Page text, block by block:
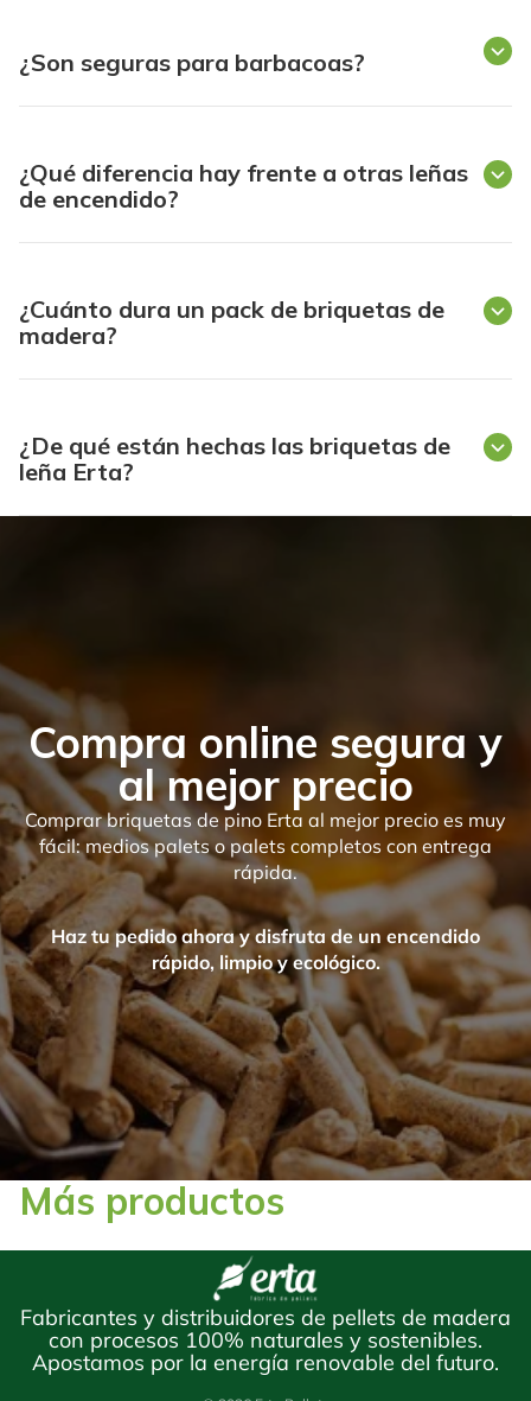
¿Son seguras para barbacoas?
¿Qué diferencia hay frente a otras leñas
de encendido?
¿Cuánto dura un pack de briquetas de
madera?
¿De qué están hechas las briquetas de
leña Erta?
Compra online segura y
al mejor precio
Comprar briquetas de pino Erta al mejor precio es muy
fácil: medios palets o palets completos con entrega
rápida.
Haz tu pedido ahora y disfruta de un encendido
rápido, limpio y ecológico.
Más productos
Fabricantes y distribuidores de pellets de madera
con procesos 100% naturales y sostenibles.
Apostamos por la energía renovable del futuro.
Términos del servicio
Política de envío
Información de contacto
Aviso legal